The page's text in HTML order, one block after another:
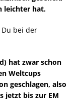
leichter hat.
bei der
hat zwar schon
Weltcups
geschlagen, also
jetzt bis zur EM